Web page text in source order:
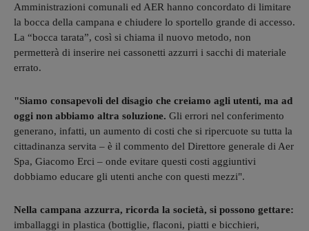
Amministrazioni comunali ed AER hanno concordato di limitare
la bocca della campana e chiudere lo sportello grande di accesso.
La “bocca tarata”, così si chiama il nuovo metodo, non
permetterà di inserire nei cassonetti azzurri i sacchi di materiale
errato.
"Siamo consapevoli del disagio che creiamo agli utenti, ma ad
oggi non abbiamo altra soluzione. Gli errori nel conferimento
generano, infatti, un aumento di costi che si ripercuote su tutta la
cittadinanza servita – è il commento del Direttore generale di Aer
Spa, Giacomo Erci – onde evitare questi costi aggiuntivi
dobbiamo educare gli utenti anche con questi mezzi".
Nella campana azzurra, ricorda la società, si possono gettare:
imballaggi in plastica (bottiglie, flaconi, piatti e bicchieri,